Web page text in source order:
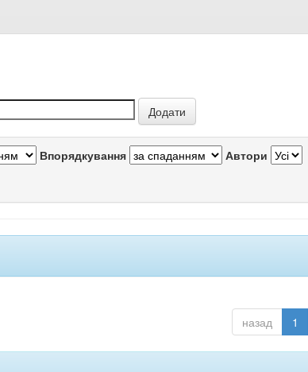
Впорядкування Автори
назад 1